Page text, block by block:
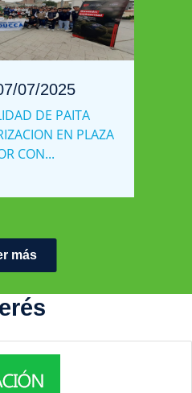
07/2025
DE PAITA
EN PLAZA
CON...
más